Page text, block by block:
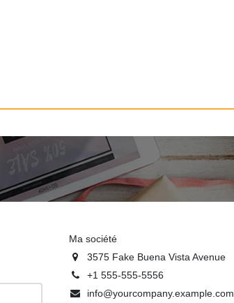
Ma société
3575 Fake Buena Vista Avenue
+1 555-555-5556
info@yourcompany.example.com